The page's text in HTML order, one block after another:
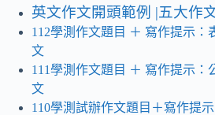
英文作文開頭範例 |五大作
112學測作文題目 ＋ 寫作提示
文
111學測作文題目 ＋ 寫作提示：
文
110學測試辦作文題目＋寫作提